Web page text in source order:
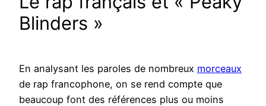
Blinders »
En analysant les paroles de nombreux morceaux
de rap francophone, on se rend compte que
beaucoup font des références plus ou moins